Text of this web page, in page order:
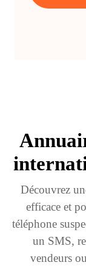
Découvrez
efficace et
téléphone
un SMS,
vendeurs